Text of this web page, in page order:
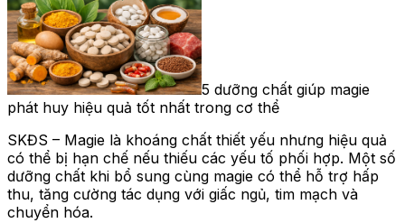
5 dưỡng chất giúp magie
phát huy hiệu quả tốt nhất trong cơ thể
SKĐS – Magie là khoáng chất thiết yếu nhưng hiệu quả
có thể bị hạn chế nếu thiếu các yếu tố phối hợp. Một số
dưỡng chất khi bổ sung cùng magie có thể hỗ trợ hấp
thu, tăng cường tác dụng với giấc ngủ, tim mạch và
chuyển hóa.